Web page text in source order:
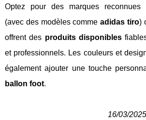
Optez pour des marques reconnues
(avec des modèles commeadidas tiro)
offrent des produits disponibles
et professionnels. Les couleurs et
également ajouter une touche
ballon foot.
16/03/